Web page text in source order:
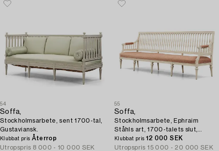
54
Soffa,
Stockholmsarbete, sent 1700-tal,
Gustaviansk.
Klubbat pris Återrop
Utropspris 8 000 - 10 000 SEK
55
Soffa,
Stockholmsarbete, Ephraim
Ståhls art, 1700-talets slut,
Sengustaviansk.
Klubbat pris 12 000 SEK
Utropspris 15 000 - 20 000 SEK